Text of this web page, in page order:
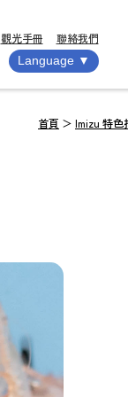
觀光手冊 聯絡我們
Language ▼
首頁 ＞ Imizu 特色